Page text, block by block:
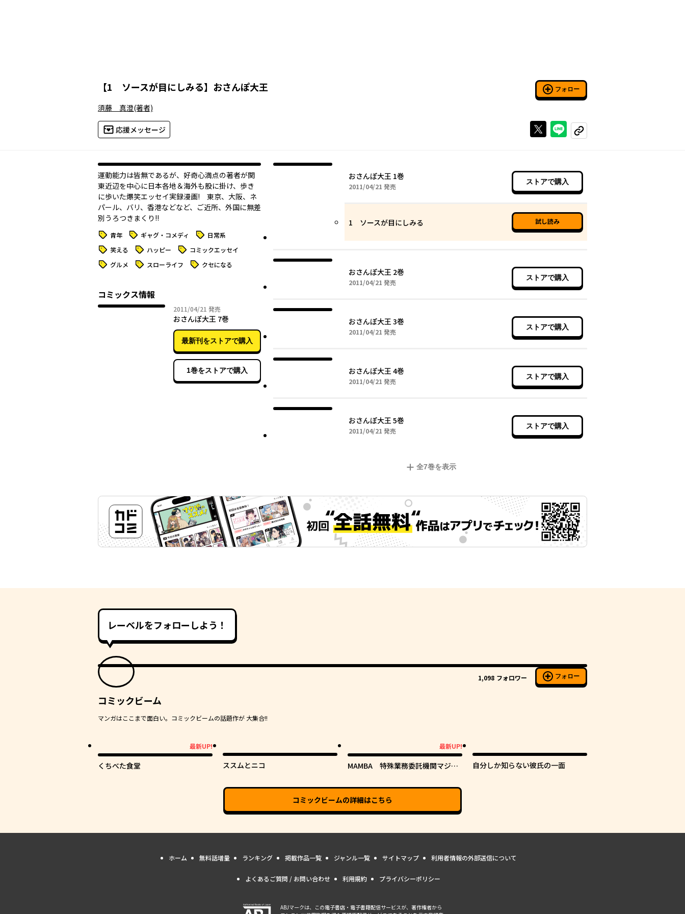
【1 ソースが目にしみる】 おさんぽ大王 フォロー
須藤 真澄(著者)
応援メッセージ Xで投稿するラインでシェアする
コピーする
運動能力は皆無であるが、好奇心満点の著者が関
東近辺を中心に日本各地＆海外も股に掛け、歩き
に歩いた爆笑エッセイ実録漫画! 東京、大阪、ネ
パール、バリ、香港などなど、ご近所、外国に無差
別うろつきまくり!!
タグ 青年 タグ ギャグ・コメディ タグ 日常系
タグ 笑える タグ ハッピー タグ コミックエッセイ
タグ グルメ タグ スローライフ タグ クセになる
コミックス情報
2011/04/21 2011年04月21日
発売
おさんぽ大王 7巻
最新刊をストアで購入
1巻をストアで購入
おさんぽ大王 1巻
2011/04/21 2011年04月21日
発売
ストアで購入
1 ソースが目にしみる 試し読み
おさんぽ大王 2巻
2011/04/21 2011年04月21日
発売
ストアで購入
おさんぽ大王 3巻
2011/04/21 2011年04月21日
発売
ストアで購入
おさんぽ大王 4巻
2011/04/21 2011年04月21日
発売
ストアで購入
おさんぽ大王 5巻
2011/04/21 2011年04月21日
発売
ストアで購入
全7巻を表示
レーベルをフォローしよう！
1,098 フォロワー フォロー
コミックビーム
マンガはここまで面白い。コミックビームの話題作が 大集合!!
最新UP!
くちべた食堂 ススムとニコ
最新UP!
MAMBA 特殊業務委託機関マジカ
自分しか知らない彼氏の一面
コミックビームの詳細はこちら
ホーム 無料話増量 ランキング 掲載作品一覧 ジャンル一覧 サイトマップ 利用者情報の外部送信について
よくあるご質問 / お問い合わせ 利用規約 プライバシーポリシー
ABJマークは、この電子書店・電子書籍配信サービスが、著作権者から